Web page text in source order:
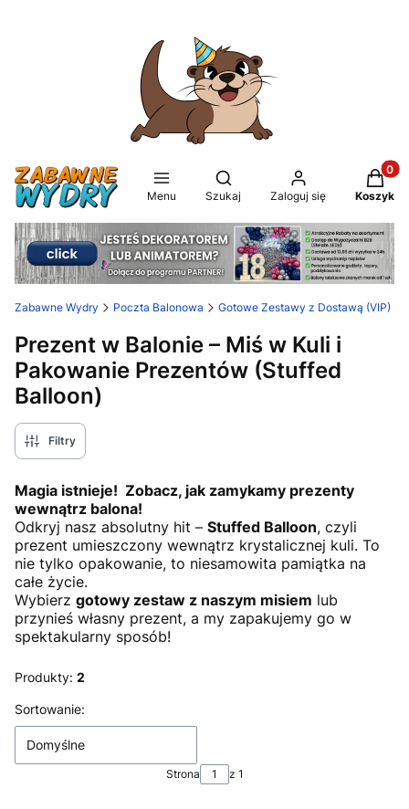
Menu
Otwórz wyszukiwarkę
Szukaj Zaloguj się Koszyk
Zabawne Wydry Poczta Balonowa Gotowe Zestawy z Dostawą (VIP)
Prezent w Balonie – Miś w Kuli i
Pakowanie Prezentów (Stuffed
Balloon)
Filtry
Magia istnieje! Zobacz, jak zamykamy prezenty
wewnątrz balona!
Odkryj nasz absolutny hit – Stuffed Balloon, czyli
prezent umieszczony wewnątrz krystalicznej kuli. To
nie tylko opakowanie, to niesamowita pamiątka na
całe życie.
Wybierz gotowy zestaw z naszym misiem lub
przynieś własny prezent, a my zapakujemy go w
spektakularny sposób!
Produkty: 2
Lista produktów
Sortowanie:
Domyślne
Strona z 1